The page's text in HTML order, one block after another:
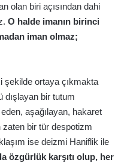
olan biri açısından dahi
O halde imanın birinci
iman olmaz;
şekilde ortaya çıkmakta
dışlayan bir tutum
aşağılayan, hakaret
zaten bir tür despotizm
ise deizmi Haniflik ile
özgürlük karşıtı olup, her